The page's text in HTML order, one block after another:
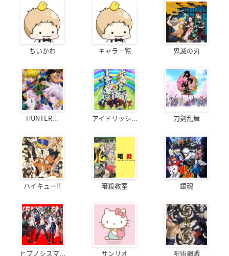
ちいかわ キャラ一覧 鬼滅の刃
HUNTER... アイドリッシ... 刀剣乱舞
ハイキュー!! 暗殺教室 銀魂
ヒプノシスマ... サンリオ 呪術廻戦